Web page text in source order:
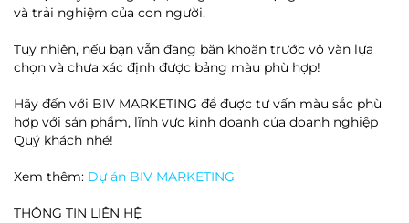
và trải nghiệm của con người.
Tuy nhiên, nếu bạn vẫn đang băn khoăn trước vô vàn lựa
chọn và chưa xác định được bảng màu phù hợp!
Hãy đến với BIV MARKETING để được tư vấn màu sắc phù
hợp với sản phẩm, lĩnh vực kinh doanh của doanh nghiệp
Quý khách nhé!
Xem thêm: Dự án BIV MARKETING
THÔNG TIN LIÊN HỆ